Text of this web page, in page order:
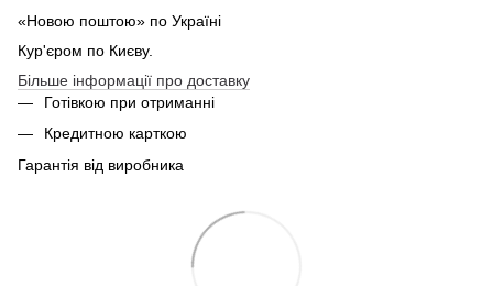
«Новою поштою» по Україні
Кур'єром по Києву.
Більше інформації про доставку
Готівкою при отриманні
Кредитною карткою
Гарантія від виробника